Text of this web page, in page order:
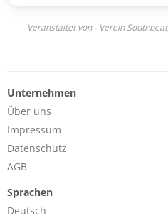
○ Anomanix ○
Date -> Freitag 02. August 2024
Location -> Bambergsaal
Veranstaltet von - Verein
Unternehmen
Über uns
Impressum
Datenschutz
AGB
Sprachen
Deutsch